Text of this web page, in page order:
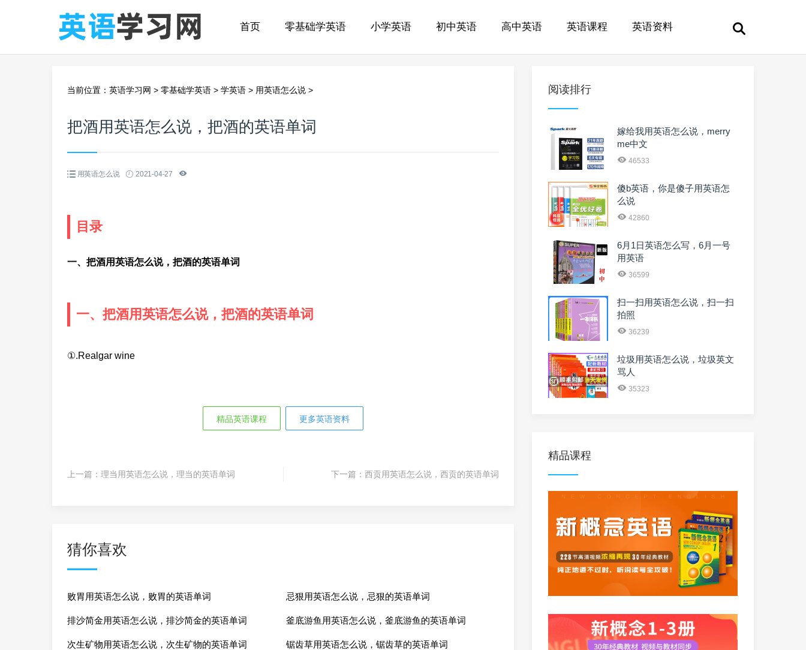
首页 零基础学英语 小学英语 初中英语 高中英语 英语课程 英语资料
当前位置： 英语学习网 > 零基础学英语 > 学英语 > 用英语怎么说 >
把酒用英语怎么说，把酒的英语单词
用英语怎么说 2021-04-27
目录
一、把酒用英语怎么说，把酒的英语单词
一、把酒用英语怎么说，把酒的英语单词
①.Realgar wine
精品英语课程 更多英语资料
上一篇： 理当用英语怎么说，理当的英语单词 下一篇： 西贡用英语怎么说，西贡的英语单词
猜你喜欢
败胃用英语怎么说，败胃的英语单词 忌狠用英语怎么说，忌狠的英语单词
排沙简金用英语怎么说，排沙简金的英语单词 釜底游鱼用英语怎么说，釜底游鱼的英语单词
次生矿物用英语怎么说，次生矿物的英语单词 锯齿草用英语怎么说，锯齿草的英语单词
阅读排行
嫁给我用英语怎么说，merry
me中文
46533
傻b英语，你是傻子用英语怎
么说
42860
6月1日英语怎么写，6月一号
用英语
36599
扫一扫用英语怎么说，扫一扫
拍照
36239
垃圾用英语怎么说，垃圾英文
骂人
35323
精品课程